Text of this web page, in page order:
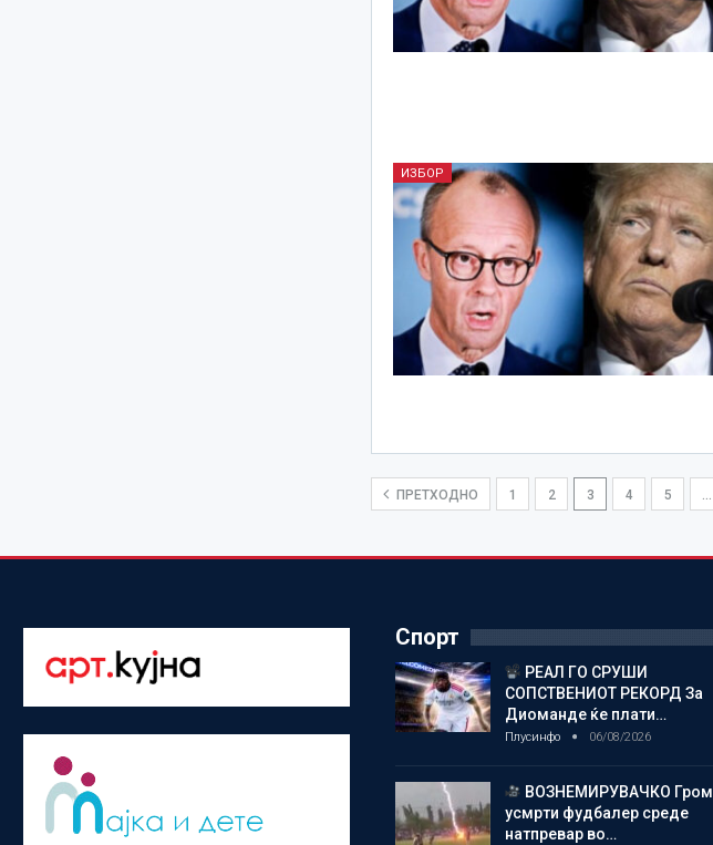
ИЗБОР
ПРЕТХОДНО 1 2 3 4 5 …
Спорт
РЕАЛ ГО СРУШИ
СОПСТВЕНИОТ РЕКОРД За
Диоманде ќе плати…
Плусинфо 06/08/2026
ВОЗНЕМИРУВАЧКО Гром
усмрти фудбалер среде
натпревар во…